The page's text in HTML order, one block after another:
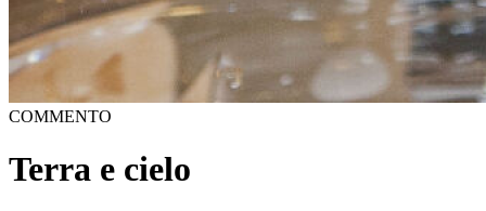
COMMENTO
Terra e cielo